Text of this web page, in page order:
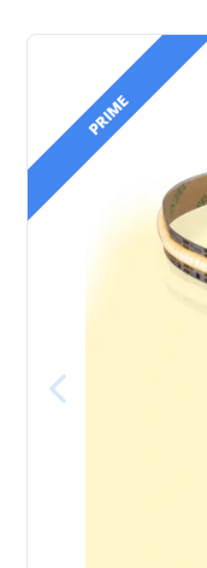
PRIME